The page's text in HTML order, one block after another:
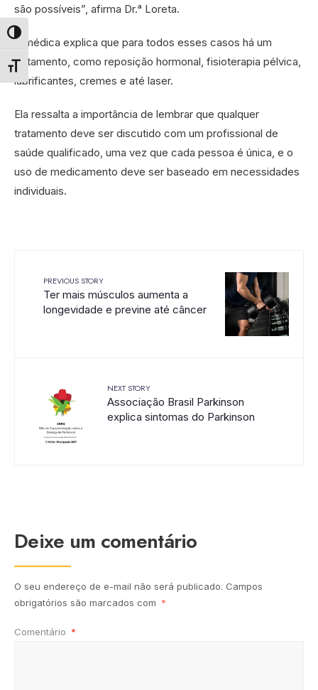
Alternar alto contraste
Alternar tamanho da fonte
são possíveis”, afirma Dr.ᵃ Loreta.
A médica explica que para todos esses casos há um
tratamento, como reposição hormonal, fisioterapia pélvica,
lubrificantes, cremes e até laser.
Ela ressalta a importância de lembrar que qualquer
tratamento deve ser discutido com um profissional de
saúde qualificado, uma vez que cada pessoa é única, e o
uso de medicamento deve ser baseado em necessidades
individuais.
PREVIOUS STORY
Ter mais músculos aumenta a
longevidade e previne até câncer
NEXT STORY
Associação Brasil Parkinson
explica sintomas do Parkinson
Deixe um comentário
O seu endereço de e-mail não será publicado. Campos
obrigatórios são marcados com *
Comentário *